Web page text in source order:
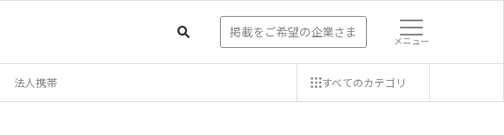
掲載をご希望の企業さま メニュー
法人携帯 すべてのカテゴリ